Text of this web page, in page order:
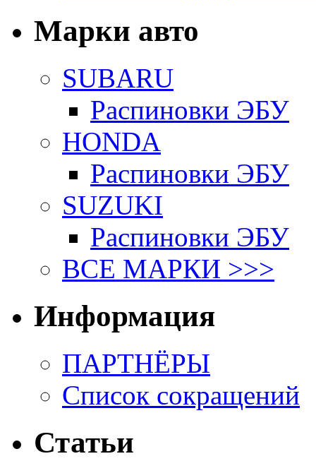
Марки авто
SUBARU
Распиновки ЭБУ
HONDA
Распиновки ЭБУ
SUZUKI
Распиновки ЭБУ
ВСЕ МАРКИ >>>
Информация
ПАРТНЁРЫ
Список сокращений
Статьи